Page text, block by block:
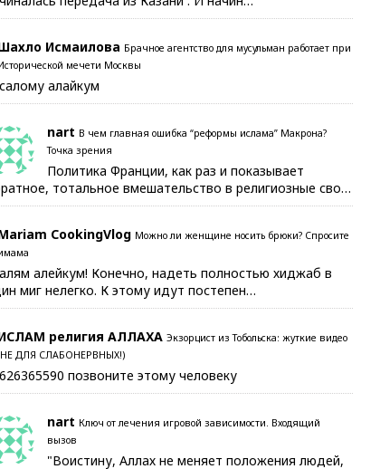
Исмаилова Брачное агентство для мусульман работает при
мечети Москвы
алайкум
nart В чем главная ошибка “реформы ислама” Макрона?
Точка зрения
Политика Франции, как раз и показывает
тотальное вмешательство в религиозные сво…
CookingVlog Можно ли женщине носить брюки? Спросите
алейкум! Конечно, надеть полностью хиджаб в
миг нелегко. К этому идут постепен…
религия АЛЛАХА Экзорцист из Тобольска: жуткие видео
ДЛЯ СЛАБОНЕРВНЫХ!)
позвоните этому человеку
nart Ключ от лечения игровой зависимости. Входящий
вызов
"Воистину, Аллах не меняет положения людей,